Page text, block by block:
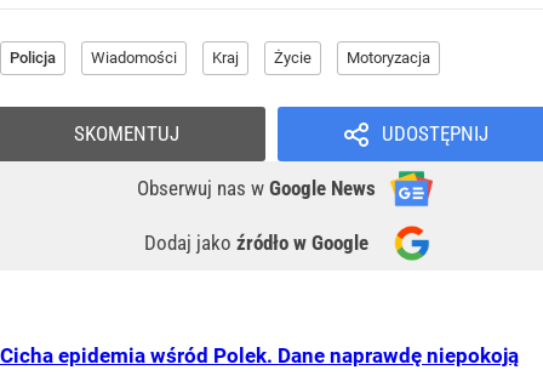
Policja Wiadomości Kraj Życie Motoryzacja
UDOSTĘPNIJ
Obserwuj nas w Google News
Dodaj jako źródło w Google
SKOMENTUJ
Cicha epidemia wśród Polek. Dane naprawdę niepokoją